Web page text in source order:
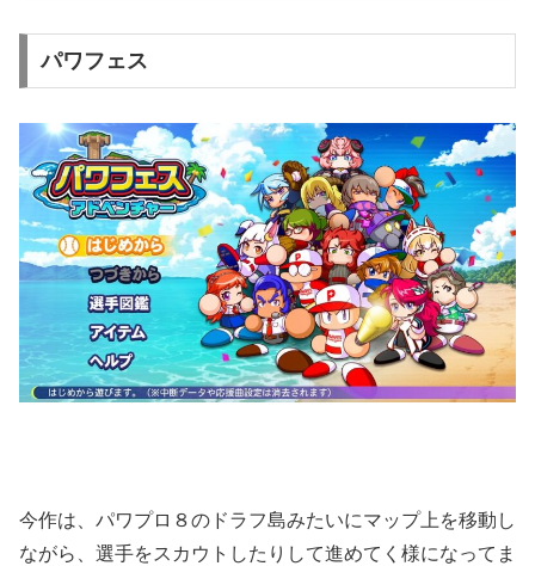
パワフェス
今作は、パワプロ８のドラフ島みたいにマップ上を移動し
ながら、選手をスカウトしたりして進めてく様になってま